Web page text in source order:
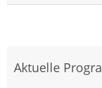
Aktuelle